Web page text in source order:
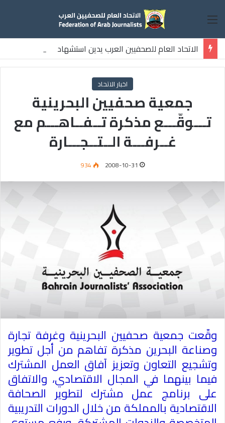
القائمة
الاتحاد العام للصحفيين العرب يدين استشهاد
ثلاثة صحفيين فلسطينيين باستهداف إسرائيلي وسط قطاع غزة
اخبار الاتحاد
جمعية صحفيين البحرينية
تـــوقّـــع مذكرة تــفــاهـــم مع
غــرفـــة الــتــجـــارة
2008-10-31
934
وقّعت جمعية صحفيين البحرينية وغرفة تجارة
وصناعة البحرين مذكرة تفاهم من أجل تطوير
وتشجيع التعاون وتعزيز آفاق العمل المشترك
فيما بينهما في المجال الاقتصادي، والاتفاق
على برنامج عمل مشترك لتطوير الصحافة
الاقتصادية بالمملكة من خلال الدورات التدريبية